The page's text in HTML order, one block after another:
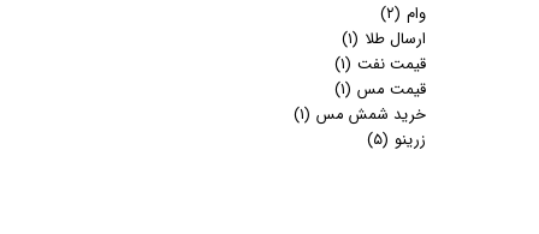
وام (۲)
ارسال طلا (۱)
قیمت نفت (۱)
قیمت مس (۱)
خرید شمش مس (۱)
زرینو (۵)